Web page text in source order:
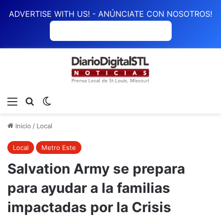
ADVERTISE WITH US! - ANÚNCIATE CON NOSOTROS!
Menú Buscar
Inicio / Local
Local Metro Este
Salvation Army se prepara
para ayudar a la familias
impactadas por la Crisis